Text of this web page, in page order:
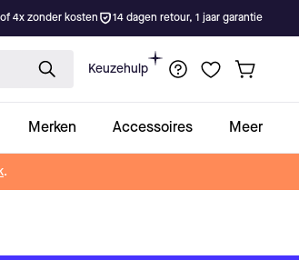
4x zonder kosten 14 dagen retour, 1 jaar garantie
Keuzehulp
Merken Accessoires Meer
.